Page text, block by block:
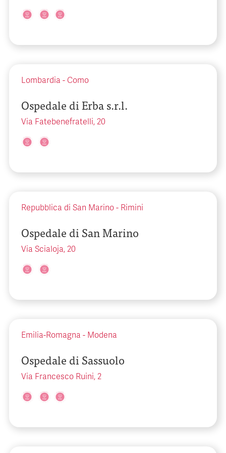
Lombardia - Como
Ospedale di Erba s.r.l.
Via Fatebenefratelli, 20
Repubblica di San Marino - Rimini
Ospedale di San Marino
Via Scialoja, 20
Emilia-Romagna - Modena
Ospedale di Sassuolo
Via Francesco Ruini, 2